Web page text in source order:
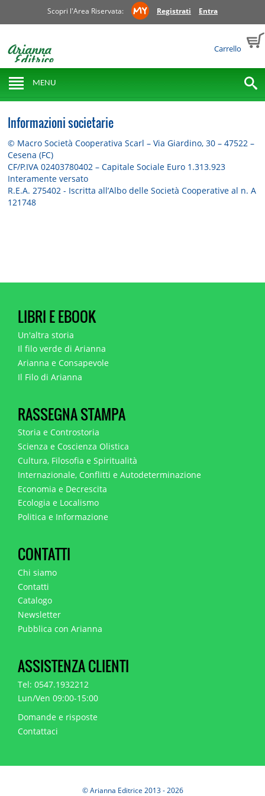
Scopri l'Area Riservata: Registrati Entra
Carrello
MENU
Informazioni societarie
© Macro Società Cooperativa Scarl – Via Giardino, 30 – 47522 –
Cesena (FC)
CF/P.IVA02403780402 – Capitale Sociale Euro 1.313.923
Interamente versato
R.E.A. 275402 - Iscritta all’Albo delle Società Cooperative al n. A
121748
LIBRI E EBOOK
Un'altra storia
Il filo verde di Arianna
Arianna e Consapevole
Il Filo di Arianna
RASSEGNA STAMPA
Storia e Controstoria
Scienza e Coscienza Olistica
Cultura, Filosofia e Spiritualità
Internazionale, Conflitti e Autodeterminazione
Economia e Decrescita
Ecologia e Localismo
Politica e Informazione
CONTATTI
Chi siamo
Contatti
Catalogo
Newsletter
Pubblica con Arianna
ASSISTENZA CLIENTI
Tel: 0547.1932212
Lun/Ven 09:00-15:00
Domande e risposte
Contattaci
© Arianna Editrice 2013 - 2026